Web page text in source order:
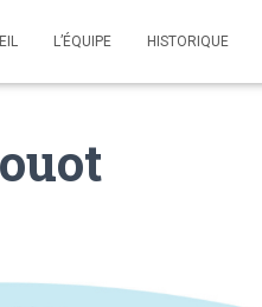
L’ÉQUIPE HISTORIQUE